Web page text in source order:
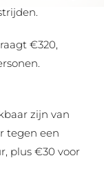
€320,
zijn van
tegen een
plus €30 voor